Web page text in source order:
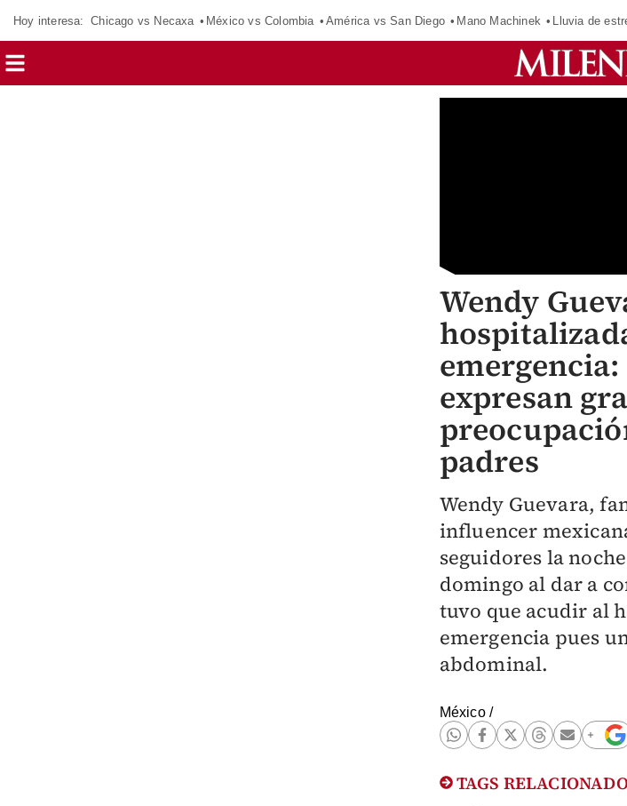
Hoy interesa: Chicago vs Necaxa México vs Colombia América vs San Diego Mano Machinek Lluvia de
Wendy
emergencia:
expresan
padres
Wendy Guevara,
influencer
seguidores la
domingo al dar a
tuvo que acudir al
emergencia pues
abdominal.
México/
TAGS